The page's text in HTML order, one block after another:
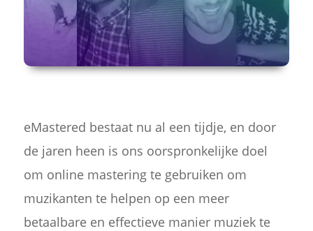
eMastered bestaat nu al een tijdje, en door
de jaren heen is ons oorspronkelijke doel
om online mastering te gebruiken om
muzikanten te helpen op een meer
betaalbare en effectieve manier muziek te